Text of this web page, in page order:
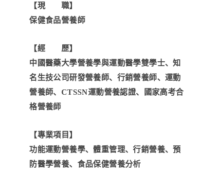
【現 職】
保健食品營養師
【經 歷】
中國醫藥大學營養學與運動醫學雙學士、知
名生技公司研發營養師、行銷營養師、運動
營養師、CTSSN運動營養認證、國家高考合
格營養師
【專業項目】
功能運動營養學、體重管理、行銷營養、預
防醫學營養、食品保健營養分析